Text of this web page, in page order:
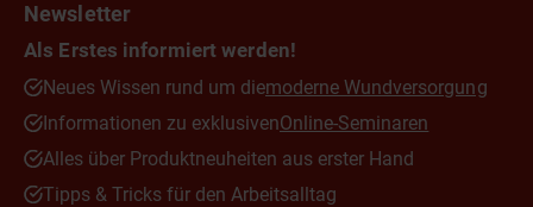
Newsletter
Als Erstes informiert werden!
Neues Wissen rund um diemoderne Wundversorgung
Informationen zu exklusivenOnline-Seminaren
Alles über Produktneuheiten aus erster Hand
Tipps & Tricks für den Arbeitsalltag